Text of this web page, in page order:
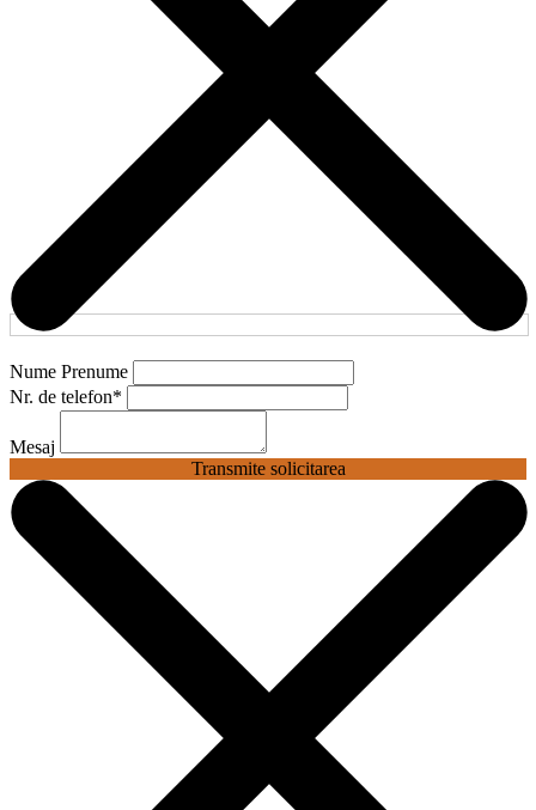
Nume Prenume
Nr. de telefon*
Mesaj
Transmite solicitarea